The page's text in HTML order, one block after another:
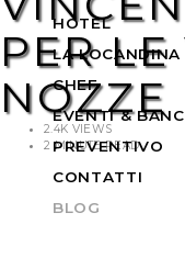
HOTEL
LA LOCANDINA
CHEF
EVENTI &
PREVENTIVO
CONTATTI
BLOG
PER LE
NOZZE
2.4K VIEWS
2 MINUTE READ